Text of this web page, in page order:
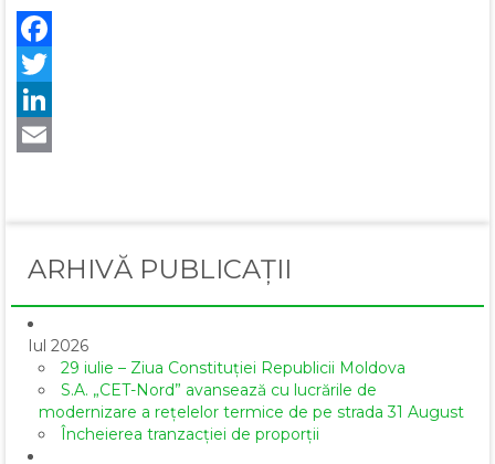
ARHIVĂ PUBLICAȚII
Iul 2026
29 iulie – Ziua Constituției Republicii Moldova
S.A. „CET-Nord” avansează cu lucrările de
modernizare a rețelelor termice de pe strada 31 August
Încheierea tranzacției de proporții